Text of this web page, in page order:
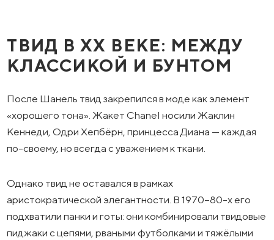
ТВИД В XX ВЕКЕ: МЕЖДУ
КЛАССИКОЙ И БУНТОМ
После Шанель твид закрепился в моде как элемент
«хорошего тона». Жакет Chanel носили Жаклин
Кеннеди, Одри Хепбёрн, принцесса Диана — каждая
по-своему, но всегда с уважением к ткани.
Однако твид не оставался в рамках
аристократической элегантности. В 1970–80-х его
подхватили панки и готы: они комбинировали твидовые
пиджаки с цепями, рваными футболками и тяжёлыми